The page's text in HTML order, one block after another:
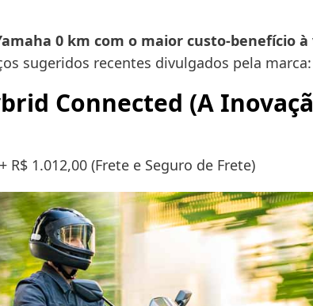
0 km com o maior custo-benefício à
sugeridos recentes divulgados pela marca:
Connected (A
R$ 1.012,00 (Frete e Seguro de Frete)